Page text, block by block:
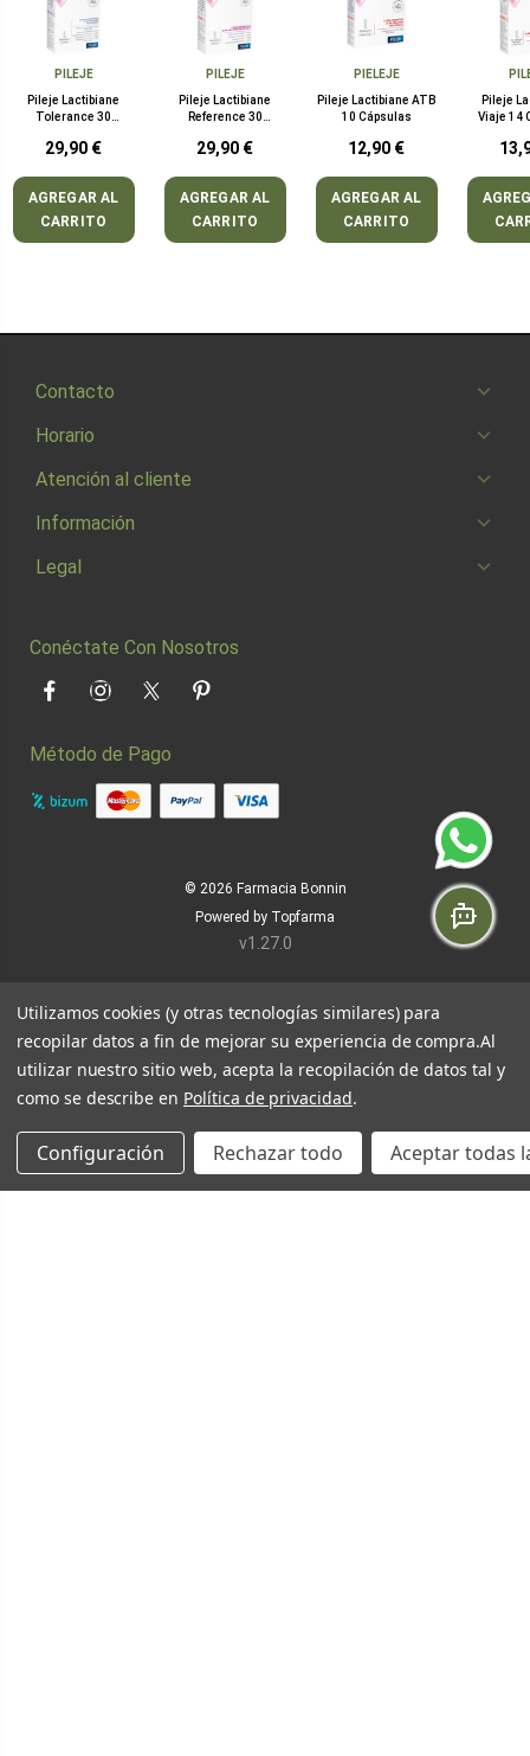
PILEJE
Pileje Lactibiane
Tolerance 30
29,90 €
AGREGAR AL
CARRITO
PILEJE
Pileje Lactibiane
Reference 30
29,90 €
AGREGAR AL
CARRITO
PIELEJE
Pileje Lactibiane ATB
10 Cápsulas
12,90 €
AGREGAR AL
CARRITO
Pileje
Viaje 14
Contacto
Horario
Atención al cliente
Información
Legal
Conéctate Con Nosotros
FacebookInstagramTwitter Pinterest
Método de Pago
© 2026 Farmacia Bonnin
Powered by Topfarma
v1.27.0
Utilizamos cookies (y otras tecnologías similares) para
recopilar datos a fin de mejorar su experiencia de compra.Al
utilizar nuestro sitio web, acepta la recopilación de datos tal y
como se describe en Política de privacidad.
Configuración Rechazar todo Aceptar todas